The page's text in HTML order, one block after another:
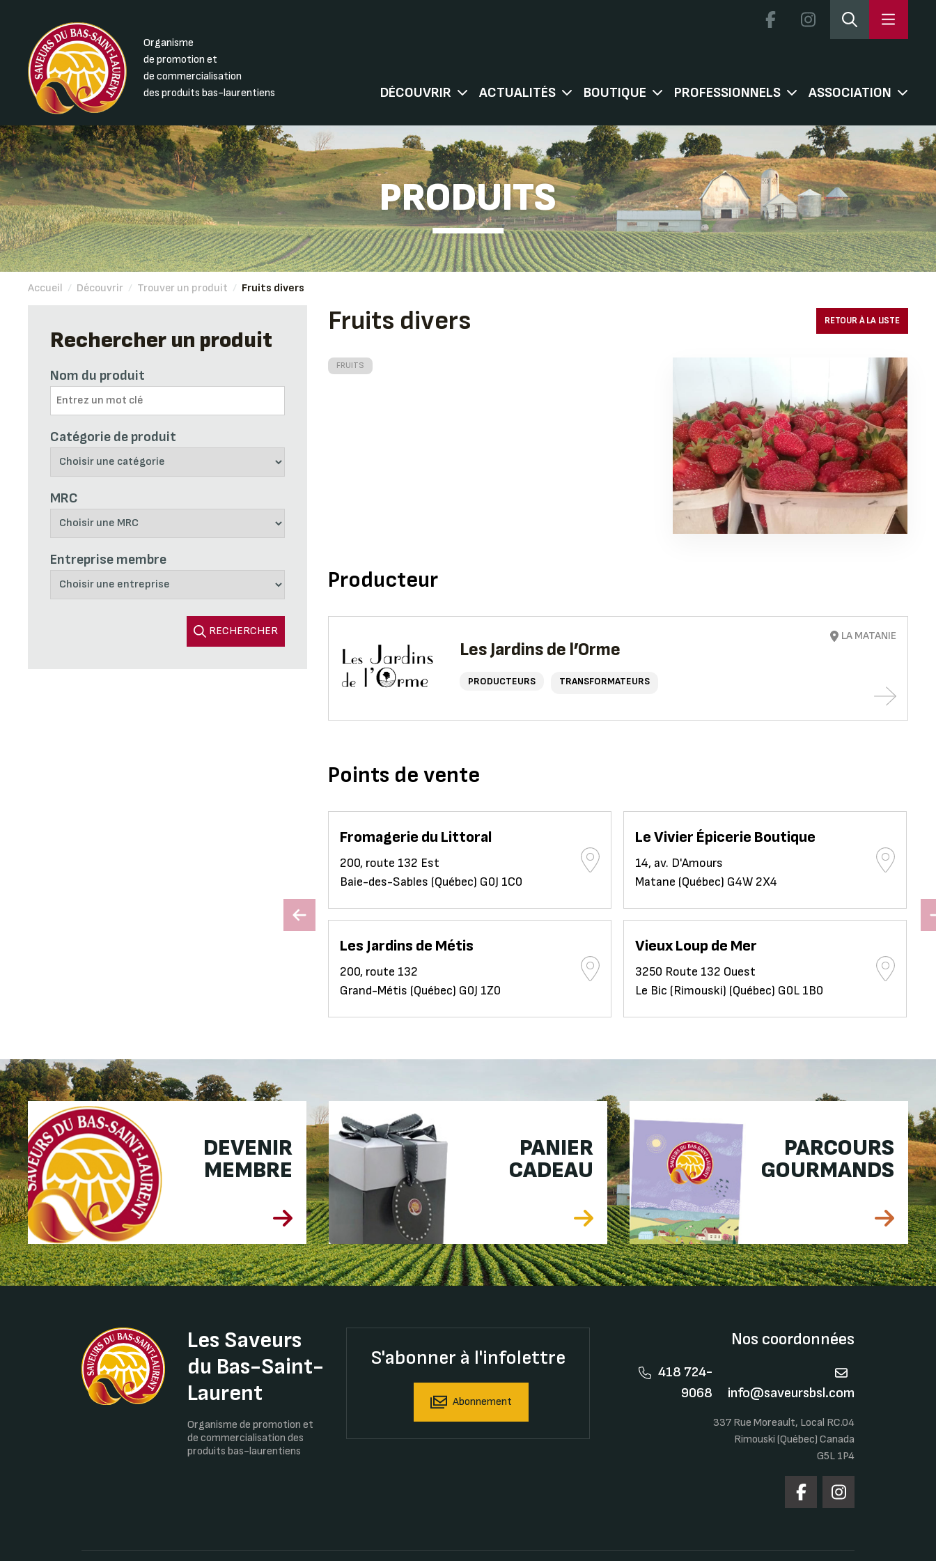
Organisme
de promotion et
de commercialisation
des produits bas-laurentiens
DÉCOUVRIR ACTUALITÉS BOUTIQUE PROFESSIONNELS ASSOCIATION
PRODUITS
Accueil / Découvrir / Trouver un produit / Fruits divers
Rechercher un produit
Nom du produit
Catégorie de produit
MRC
Entreprise membre
RECHERCHER
Fruits divers RETOUR À LA LISTE
FRUITS
Producteur
Les Jardins de l’Orme
PRODUCTEURS TRANSFORMATEURS
LA MATANIE
Points de vente
Fromagerie du Littoral
200, route 132 Est
Baie-des-Sables (Québec) G0J 1C0
Le Vivier Épicerie Boutique
14, av. D'Amours
Matane (Québec) G4W 2X4
Les Jardins de Métis
200, route 132
Grand-Métis (Québec) G0J 1Z0
Vieux Loup de Mer
3250 Route 132 Ouest
Le Bic (Rimouski) (Québec) G0L 1B0
DEVENIR
MEMBRE
PANIER
CADEAU
PARCOURS
GOURMANDS
Les Saveurs
du Bas-Saint-
Laurent
Organisme de promotion et
de commercialisation des
produits bas-laurentiens
S'abonner à l'infolettre
Abonnement
Nos coordonnées
418 724-
9068
info@saveursbsl.com
337 Rue Moreault, Local RC.04
Rimouski (Québec) Canada
G5L 1P4